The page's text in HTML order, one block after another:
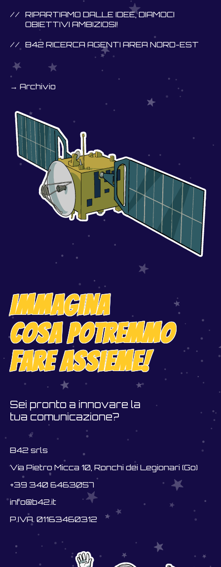
RIPARTIAMO DALLE IDEE, DIAMOCI
OBIETTIVI AMBIZIOSI!
B42 RICERCA AGENTI AREA NORD-EST
→ Archivio
Immagina
cosa potremmo
fare assieme!
Sei pronto a innovare la
tua comunicazione?
B42 srls
Via Pietro Micca 10, Ronchi dei Legionari (Go)
+39 340 6463057
info@b42.it
P.IVA. 01163460312